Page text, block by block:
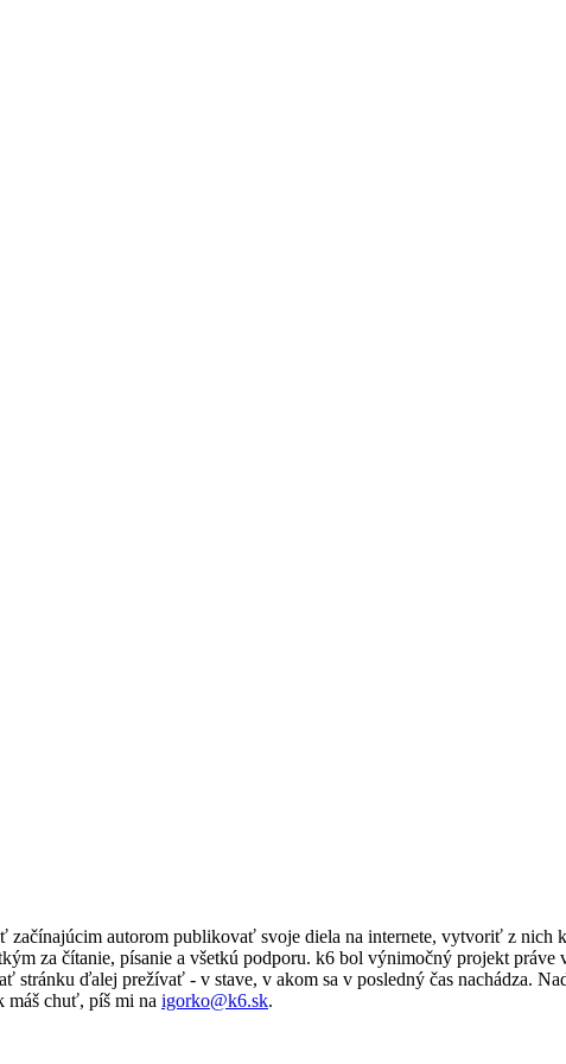
autorom publikovať svoje diela na internete, vytvoriť z nich
za čítanie, písanie a všetkú podporu. k6 bol výnimočný projekt práve
stránku ďalej prežívať - v stave, v akom sa v posledný čas nachádza.
máš chuť, píš mi na igorko@k6.sk.